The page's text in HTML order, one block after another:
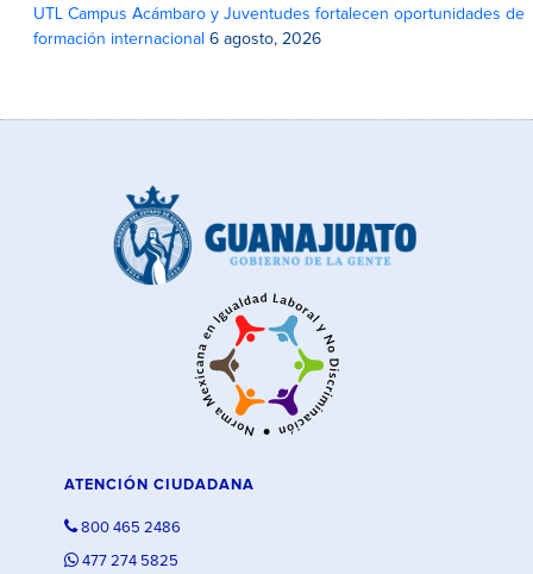
UTL Campus Acámbaro y Juventudes fortalecen oportunidades de
formación internacional 6 agosto, 2026
ATENCIÓN CIUDADANA
800 465 2486
477 274 5825